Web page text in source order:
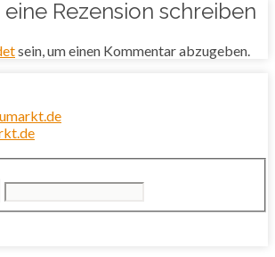
Rezension schreiben
sein, um einen Kommentar abzugeben.